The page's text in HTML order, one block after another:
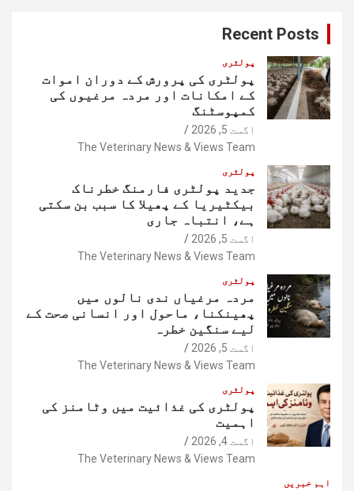
Recent Posts
پولٹری
پولٹری کی پرورش کے دوران اموات
کے امکانات اور مردہ مرغیوں کی
کمپوسٹنگ
اگست 5, 2026
The Veterinary News & Views Team
پولٹری
جدید پولٹری فارمنگ خطرناک
بیکٹیریا کے پھیلا کا سبب بن سکتی
ہے، انتباہ جاری
اگست 5, 2026
The Veterinary News & Views Team
پولٹری
مردہ مرغیاں ندی نالوں میں
پھینکنا، ماحول اور انسانی صحت کے
لیے سنگین خطرہ
اگست 5, 2026
The Veterinary News & Views Team
پولٹری
پولٹری کی غذائیت میں وٹامنز کی
اہمیت
اگست 4, 2026
The Veterinary News & Views Team
اہم خبریں